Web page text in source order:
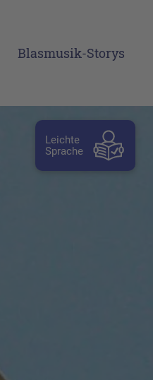
Leichte
Sprache
Blasmusik-Storys